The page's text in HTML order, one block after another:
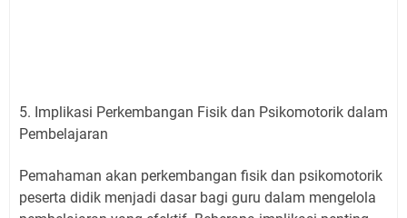
5. Implikasi Perkembangan Fisik dan Psikomotorik dalam
Pembelajaran
Pemahaman akan perkembangan fisik dan psikomotorik
peserta didik menjadi dasar bagi guru dalam mengelola